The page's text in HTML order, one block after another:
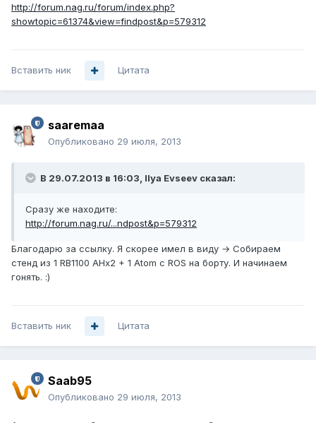
http://forum.nag.ru/forum/index.php?
showtopic=61374&view=findpost&p=579312
Вставить ник Цитата
saaremaa
Опубликовано 29 июля, 2013
В 29.07.2013 в 16:03, Ilya Evseev сказал:
Сразу же находите:
http://forum.nag.ru/...ndpost&p=579312
Благодарю за ссылку. Я скорее имел в виду → Собираем
стенд из 1 RB1100 AHx2 + 1 Atom с ROS на борту. И начинаем
гонять. :)
Вставить ник Цитата
Saab95
Опубликовано 29 июля, 2013